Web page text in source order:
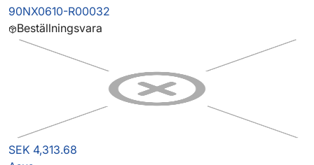
90NX0610-R00032
Beställningsvara
SEK 4,313.68